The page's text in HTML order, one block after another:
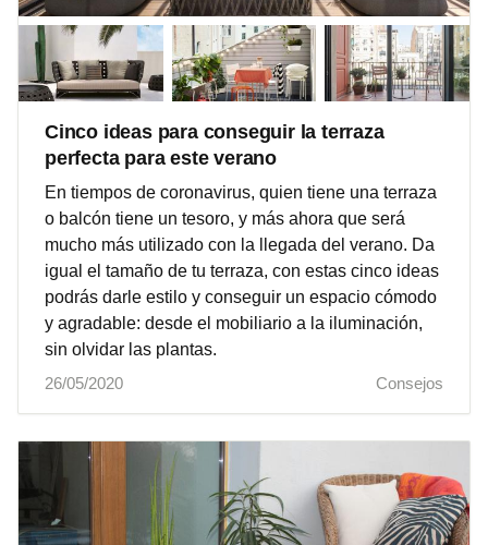
Cinco ideas para conseguir la terraza
perfecta para este verano
En tiempos de coronavirus, quien tiene una terraza
o balcón tiene un tesoro, y más ahora que será
mucho más utilizado con la llegada del verano. Da
igual el tamaño de tu terraza, con estas cinco ideas
podrás darle estilo y conseguir un espacio cómodo
y agradable: desde el mobiliario a la iluminación,
sin olvidar las plantas.
26/05/2020
Consejos